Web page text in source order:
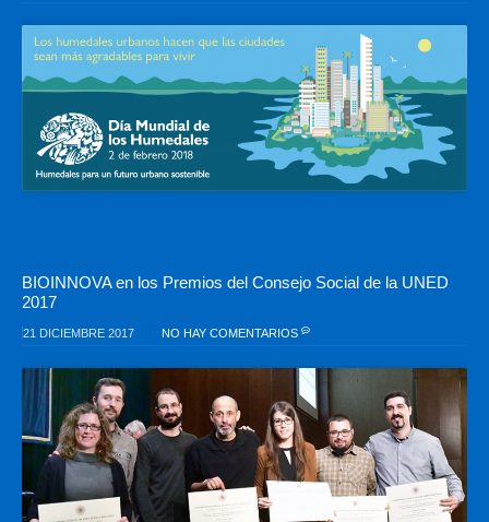
BIOINNOVA en los Premios del Consejo Social de la UNED
2017
21 DICIEMBRE 2017 NO HAY COMENTARIOS